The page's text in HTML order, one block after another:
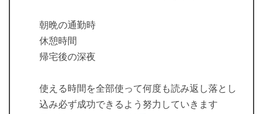
朝晩の通勤時
休憩時間
帰宅後の深夜
使える時間を全部使って何度も読み返し落とし
込み必ず成功できるよう努力していきます